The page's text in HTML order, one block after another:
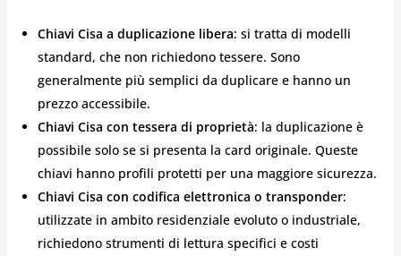
Chiavi Cisa a duplicazione libera: si tratta di modelli
standard, che non richiedono tessere. Sono
generalmente più semplici da duplicare e hanno un
prezzo accessibile.
Chiavi Cisa con tessera di proprietà: la duplicazione è
possibile solo se si presenta la card originale. Queste
chiavi hanno profili protetti per una maggiore sicurezza.
Chiavi Cisa con codifica elettronica o transponder:
utilizzate in ambito residenziale evoluto o industriale,
richiedono strumenti di lettura specifici e costi